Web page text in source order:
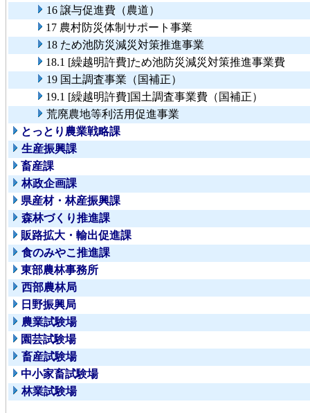
16 譲与促進費（農道）
17 農村防災体制サポート事業
18 ため池防災減災対策推進事業
18.1 [繰越明許費]ため池防災減災対策推進事業費
19 国土調査事業（国補正）
19.1 [繰越明許費]国土調査事業費（国補正）
荒廃農地等利活用促進事業
とっとり農業戦略課
生産振興課
畜産課
林政企画課
県産材・林産振興課
森林づくり推進課
販路拡大・輸出促進課
食のみやこ推進課
東部農林事務所
西部農林局
日野振興局
農業試験場
園芸試験場
畜産試験場
中小家畜試験場
林業試験場